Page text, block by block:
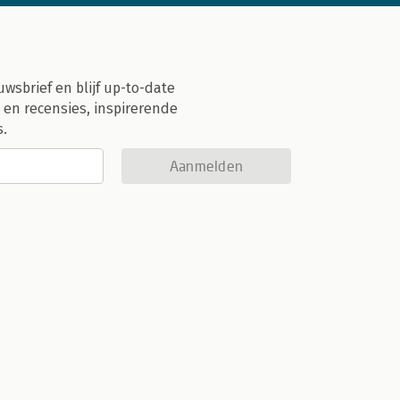
en blijf up-to-date
recensies, inspirerende
Aanmelden